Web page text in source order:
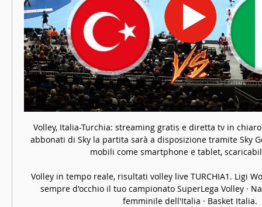
Volley, Italia-Turchia: streaming gratis e diretta tv in
abbonati di Sky la partita sarà a disposizione tramite Sky
mobili come smartphone e tablet,
Volley in tempo reale, risultati volley live TURCHIA1. Ligi
sempre d'occhio il tuo campionato SuperLega Volley ·
femminile dell'Italia · Basket Italia.